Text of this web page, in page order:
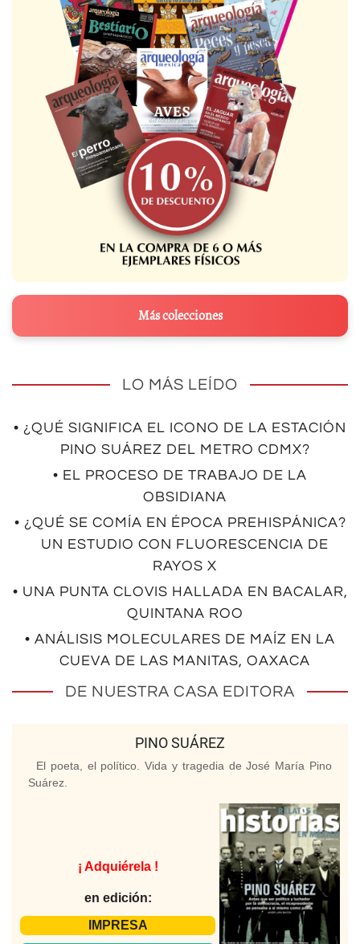
Más colecciones
LO MÁS LEÍDO
• ¿QUÉ SIGNIFICA EL ICONO DE LA ESTACIÓN
PINO SUÁREZ DEL METRO CDMX?
• EL PROCESO DE TRABAJO DE LA
OBSIDIANA
• ¿QUÉ SE COMÍA EN ÉPOCA PREHISPÁNICA?
UN ESTUDIO CON FLUORESCENCIA DE
RAYOS X
• UNA PUNTA CLOVIS HALLADA EN BACALAR,
QUINTANA ROO
• ANÁLISIS MOLECULARES DE MAÍZ EN LA
CUEVA DE LAS MANITAS, OAXACA
DE NUESTRA CASA EDITORA
PINO SUÁREZ
El poeta, el político. Vida y tragedia de José María Pino
Suárez.
¡ Adquiérela !
en edición:
IMPRESA